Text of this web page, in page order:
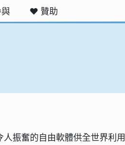
❤️ 贊助
人振奮的自由軟體供全世界